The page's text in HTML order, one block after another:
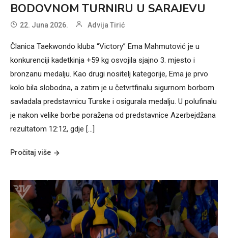
BODOVNOM TURNIRU U SARAJEVU
22. Juna 2026. Advija Tirić
Članica Taekwondo kluba “Victory” Ema Mahmutović je u
konkurenciji kadetkinja +59 kg osvojila sjajno 3. mjesto i
bronzanu medalju. Kao drugi nositelj kategorije, Ema je prvo
kolo bila slobodna, a zatim je u četvrtfinalu sigurnom borbom
savladala predstavnicu Turske i osigurala medalju. U polufinalu
je nakon velike borbe poražena od predstavnice Azerbejdžana
rezultatom 12:12, gdje […]
Pročitaj više